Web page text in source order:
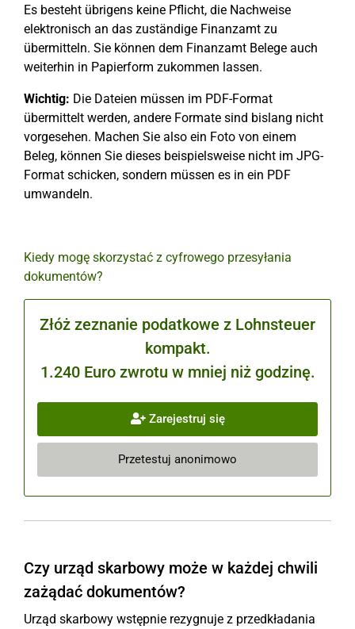
Es besteht übrigens keine Pflicht, die Nachweise
elektronisch an das zuständige Finanzamt zu
übermitteln. Sie können dem Finanzamt Belege auch
weiterhin in Papierform zukommen lassen.
Wichtig: Die Dateien müssen im PDF-Format
übermittelt werden, andere Formate sind bislang nicht
vorgesehen. Machen Sie also ein Foto von einem
Beleg, können Sie dieses beispielsweise nicht im JPG-
Format schicken, sondern müssen es in ein PDF
umwandeln.
Kiedy mogę skorzystać z cyfrowego przesyłania
dokumentów?
Złóż zeznanie podatkowe z Lohnsteuer
kompakt.
1.240 Euro zwrotu w mniej niż godzinę.
Zarejestruj się
Przetestuj anonimowo
Czy urząd skarbowy może w każdej chwili
zażądać dokumentów?
Urząd skarbowy wstępnie rezygnuje z przedkładania